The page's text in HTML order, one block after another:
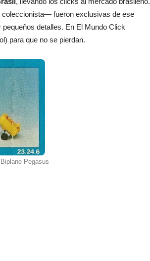
fueron exclusivas de ese
detalles. En El Mundo Click
para que no se pierdan.
Pegasus